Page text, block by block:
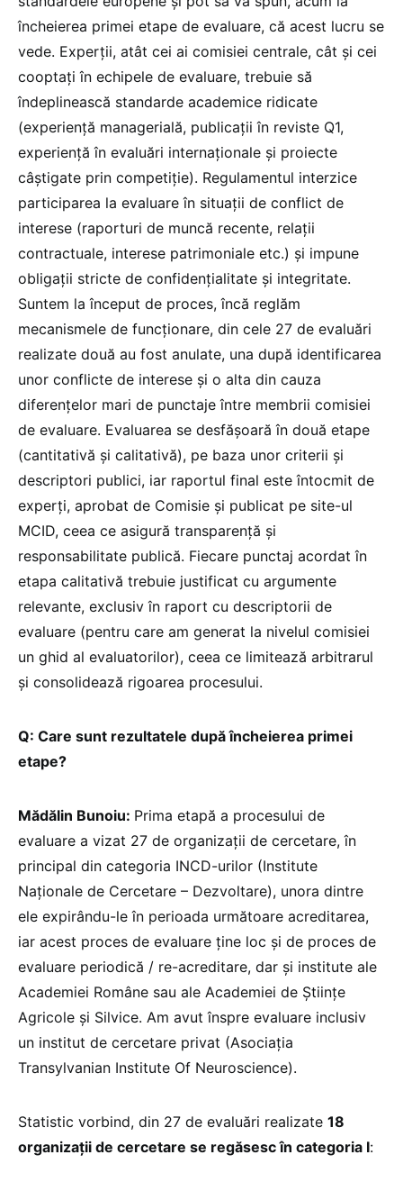
încheierea primei etape de evaluare, că acest lucru se
vede. Experții, atât cei ai comisiei centrale, cât și cei
cooptați în echipele de evaluare, trebuie să
îndeplinească standarde academice ridicate
(experiență managerială, publicații în reviste Q1,
experiență în evaluări internaționale și proiecte
câștigate prin competiție). Regulamentul interzice
participarea la evaluare în situații de conflict de
interese (raporturi de muncă recente, relații
contractuale, interese patrimoniale etc.) și impune
obligații stricte de confidențialitate și integritate.
Suntem la început de proces, încă reglăm
mecanismele de funcționare, din cele 27 de evaluări
realizate două au fost anulate, una după identificarea
unor conflicte de interese și o alta din cauza
diferențelor mari de punctaje între membrii comisiei
de evaluare. Evaluarea se desfășoară în două etape
(cantitativă și calitativă), pe baza unor criterii și
descriptori publici, iar raportul final este întocmit de
experți, aprobat de Comisie și publicat pe site-ul
MCID, ceea ce asigură transparență și
responsabilitate publică. Fiecare punctaj acordat în
etapa calitativă trebuie justificat cu argumente
relevante, exclusiv în raport cu descriptorii de
evaluare (pentru care am generat la nivelul comisiei
un ghid al evaluatorilor), ceea ce limitează arbitrarul
și consolidează rigoarea procesului.
Q: Care sunt rezultatele după încheierea primei
etape?
Mădălin Bunoiu: Prima etapă a procesului de
evaluare a vizat 27 de organizații de cercetare, în
principal din categoria INCD-urilor (Institute
Naționale de Cercetare – Dezvoltare), unora dintre
ele expirându-le în perioada următoare acreditarea,
iar acest proces de evaluare ține loc și de proces de
evaluare periodică / re-acreditare, dar și institute ale
Academiei Române sau ale Academiei de Științe
Agricole și Silvice. Am avut înspre evaluare inclusiv
un institut de cercetare privat (Asociația
Transylvanian Institute Of Neuroscience).
Statistic vorbind, din 27 de evaluări realizate 18
organizații de cercetare se regăsesc în categoria I: